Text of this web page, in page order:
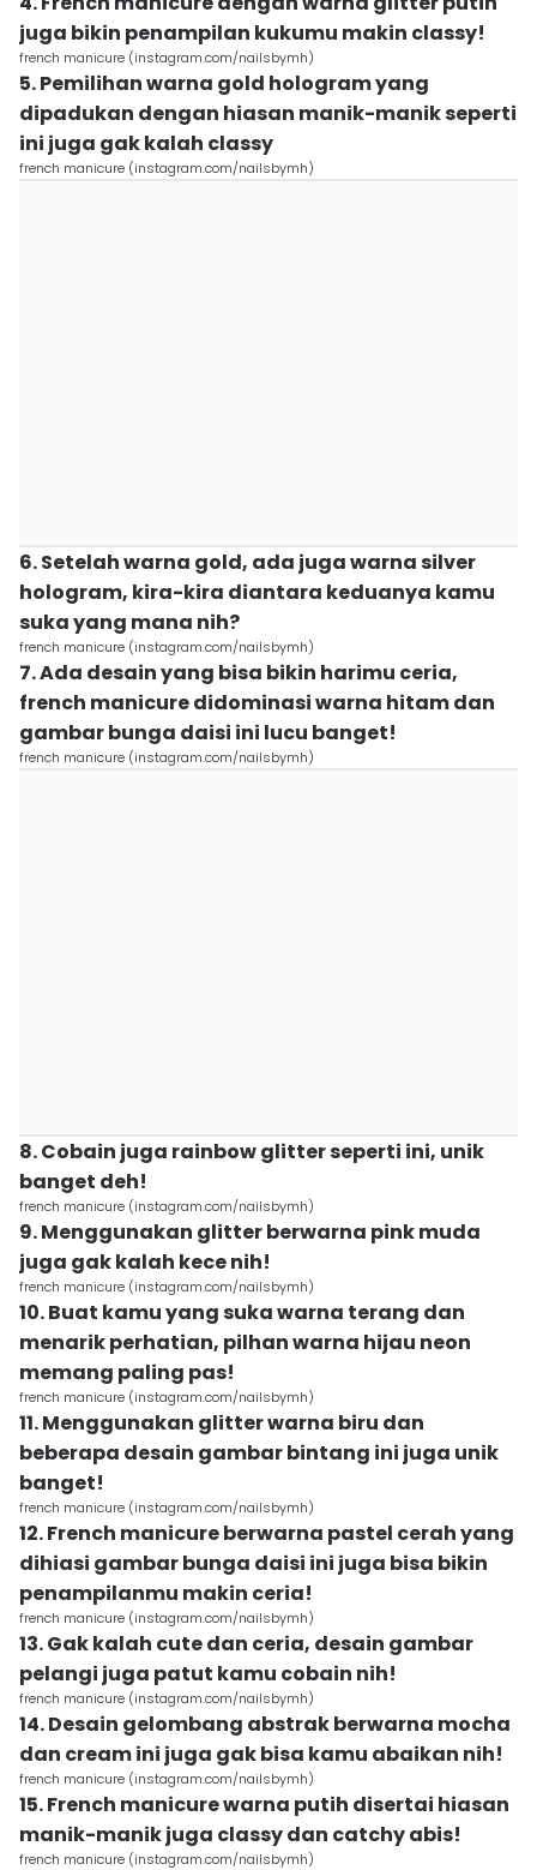
juga bikin penampilan kukumu makin classy!
french manicure (instagram.com/nailsbymh)
5. Pemilihan warna gold hologram yang
dipadukan dengan hiasan manik-manik seperti
ini juga gak kalah classy
french manicure (instagram.com/nailsbymh)
6. Setelah warna gold, ada juga warna silver
hologram, kira-kira diantara keduanya kamu
suka yang mana nih?
french manicure (instagram.com/nailsbymh)
7. Ada desain yang bisa bikin harimu ceria,
french manicure didominasi warna hitam dan
gambar bunga daisi ini lucu banget!
french manicure (instagram.com/nailsbymh)
8. Cobain juga rainbow glitter seperti ini, unik
banget deh!
french manicure (instagram.com/nailsbymh)
9. Menggunakan glitter berwarna pink muda
juga gak kalah kece nih!
french manicure (instagram.com/nailsbymh)
10. Buat kamu yang suka warna terang dan
menarik perhatian, pilhan warna hijau neon
memang paling pas!
french manicure (instagram.com/nailsbymh)
11. Menggunakan glitter warna biru dan
beberapa desain gambar bintang ini juga unik
banget!
french manicure (instagram.com/nailsbymh)
12. French manicure berwarna pastel cerah yang
dihiasi gambar bunga daisi ini juga bisa bikin
penampilanmu makin ceria!
french manicure (instagram.com/nailsbymh)
13. Gak kalah cute dan ceria, desain gambar
pelangi juga patut kamu cobain nih!
french manicure (instagram.com/nailsbymh)
14. Desain gelombang abstrak berwarna mocha
dan cream ini juga gak bisa kamu abaikan nih!
french manicure (instagram.com/nailsbymh)
15. French manicure warna putih disertai hiasan
manik-manik juga classy dan catchy abis!
french manicure (instagram.com/nailsbymh)